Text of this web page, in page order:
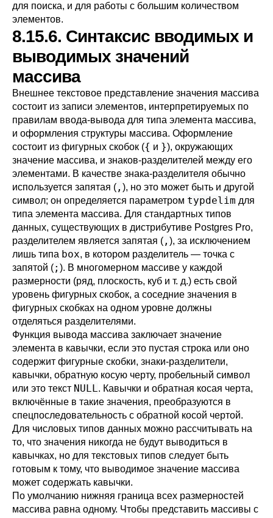
для поиска, и для работы с большим количеством
элементов.
8.15.6. Синтаксис вводимых и
выводимых значений
массива
Внешнее текстовое представление значения массива
состоит из записи элементов, интерпретируемых по
правилам ввода-вывода для типа элемента массива,
и оформления структуры массива. Оформление
состоит из фигурных скобок ({ и }), окружающих
значение массива, и знаков-разделителей между его
элементами. В качестве знака-разделителя обычно
используется запятая ( , ), но это может быть и другой
символ; он определяется параметром typdelim для
типа элемента массива. Для стандартных типов
данных, существующих в дистрибутиве Postgres Pro,
разделителем является запятая ( , ), за исключением
лишь типа box, в котором разделитель — точка с
запятой (; ). В многомерном массиве у каждой
размерности (ряд, плоскость, куб и т. д.) есть свой
уровень фигурных скобок, а соседние значения в
фигурных скобках на одном уровне должны
отделяться разделителями.
Функция вывода массива заключает значение
элемента в кавычки, если это пустая строка или оно
содержит фигурные скобки, знаки-разделители,
кавычки, обратную косую черту, пробельный символ
или это текст NULL. Кавычки и обратная косая черта,
включённые в такие значения, преобразуются в
спецпоследовательность с обратной косой чертой.
Для числовых типов данных можно рассчитывать на
то, что значения никогда не будут выводиться в
кавычках, но для текстовых типов следует быть
готовым к тому, что выводимое значение массива
может содержать кавычки.
По умолчанию нижняя граница всех размерностей
массива равна одному. Чтобы представить массивы с